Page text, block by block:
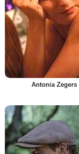
Antonia Zegers